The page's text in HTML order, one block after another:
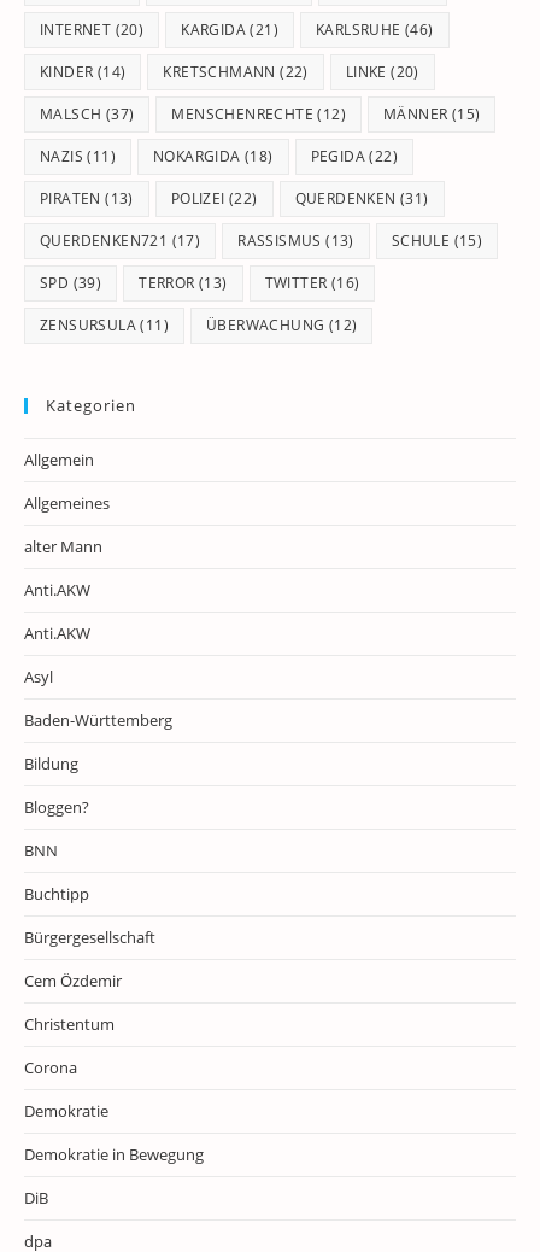
INTERNET (20) KARGIDA(21) KARLSRUHE (46)
KINDER (14) KRETSCHMANN (22) LINKE (20)
MALSCH (37) MENSCHENRECHTE (12) MÄNNER (15)
NAZIS (11) NOKARGIDA (18) PEGIDA(22)
PIRATEN (13) POLIZEI (22) QUERDENKEN (31)
QUERDENKEN721 (17) RASSISMUS (13) SCHULE (15)
SPD (39) TERROR (13) TWITTER (16)
ZENSURSULA(11) ÜBERWACHUNG (12)
Kategorien
Allgemein
Allgemeines
alter Mann
Anti.AKW
Anti.AKW
Asyl
Baden-Württemberg
Bildung
Bloggen?
BNN
Buchtipp
Bürgergesellschaft
Cem Özdemir
Christentum
Corona
Demokratie
Demokratie in Bewegung
DiB
dpa